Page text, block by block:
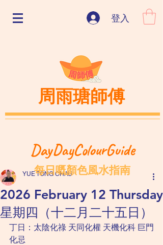
登入
周雨瑭師傅
DayDayColourGuide
2026 February 12 Thursday
星期四（十二月二十五日）
YUE TONG CHAU
丁日：太陰化祿 天同化權 天機化科 巨門
化忌
每日嘅顏色風水指南